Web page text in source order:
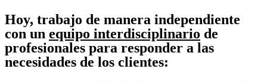
Hoy, trabajo de manera independiente
con un equipo interdisciplinario de
profesionales para responder a las
necesidades de los clientes: